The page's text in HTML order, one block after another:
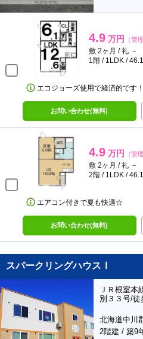
4.9 万円 （管
敷 2ヶ月 / 礼 －
1階 / 1LDK /
エコジョーズ使用で経済的です！
お問い合わせ(無料)
4.9 万円 （管
敷 2ヶ月 / 礼 －
2階 / 1LDK /
エアコン付きで夏も快適☆
お問い合わせ(無料)
スパークリングハウスⅠ
ＪＲ根室本
別３３号/徒
北海道中川
2階建 / 築9